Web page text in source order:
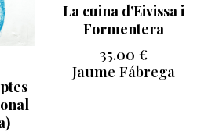
La cuina d’Eivissa i
Formentera
35.00 €
Jaume Fábrega